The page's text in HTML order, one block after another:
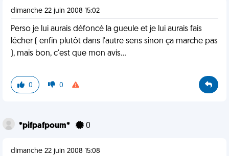
dimanche 22 juin 2008 15:02
Perso je lui aurais défoncé la gueule et je lui aurais fais
lécher ( enfin plutôt dans l'autre sens sinon ça marche pas
), mais bon, c'est que mon avis...
0 0
*pifpafpoum* 0
dimanche 22 juin 2008 15:08